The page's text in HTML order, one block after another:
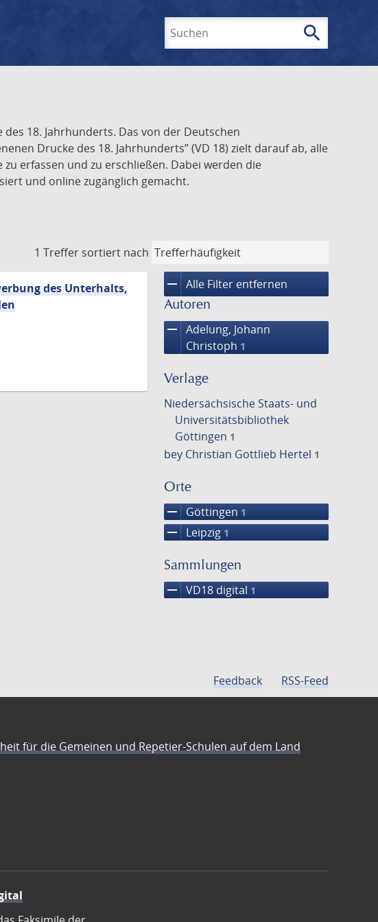
search
18. Jahrhunderts. Das von der Deutschen
Drucke des 18. Jahrhunderts” (VD 18) zielt darauf ab, alle
erfassen und zu erschließen. Dabei werden die
und online zugänglich gemacht.
1 Treffer sortiert nach
remove Alle Filter entfernen
Autoren
remove Adelung, Johann
Christoph 1
Verlage
Niedersächsische Staats- und
Universitätsbibliothek
Göttingen 1
bey Christian Gottlieb Hertel 1
Orte
remove Göttingen 1
remove Leipzig 1
Sammlungen
remove VD18 digital 1
des Unterhalts,
Feedback RSS-Feed
für die Gemeinen und Repetier-Schulen auf dem Land